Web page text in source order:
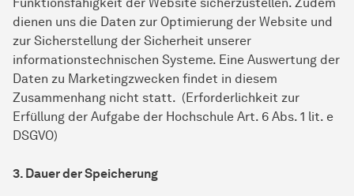
dienen uns die Daten zur Optimierung der Website und
zur Sicherstellung der Sicherheit unserer
informationstechnischen Systeme. Eine Auswertung der
Daten zu Marketingzwecken findet in diesem
Zusammenhang nicht statt. (Erforderlichkeit zur
Erfüllung der Aufgabe der Hochschule Art. 6 Abs. 1 lit. e
DSGVO)
3. Dauer der Speicherung